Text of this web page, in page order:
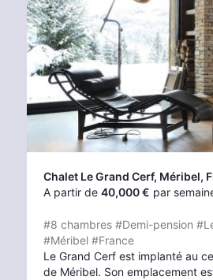
Chalet Le Grand Cerf, Méribel,
A partir de 40,000 € par
#8 chambres #Demi-pension
#Méribel #France
Le Grand Cerf est implanté au
de Méribel. Son emplacement